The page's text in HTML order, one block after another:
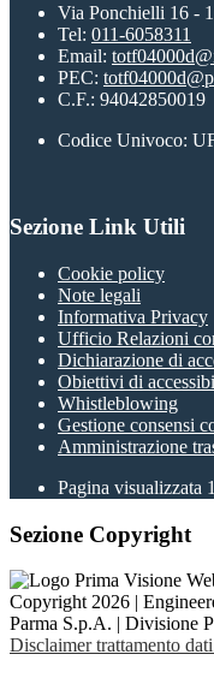
Via Ponchielli 16 -
Tel: 011-6058311
Email:
PEC:
C.F.: 94042850019
Codice Univoco:
Sezione Link Utili
Cookie policy
Note legali
Informativa Privacy
Ufficio Relazioni
Dichiarazione di
Obiettivi di
Whistleblowing
Gestione consensi
Amministrazione
Pagina visualizzata
Sezione Copyright
Copyright 2026 |
Parma S.p.A. | Divisione
Disclaimer trattamento